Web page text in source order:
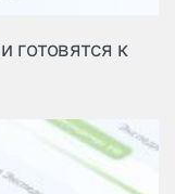
готовятся к